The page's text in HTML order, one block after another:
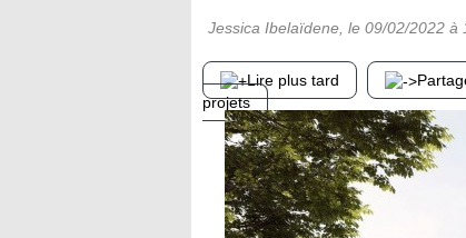
Jessica Ibelaïdene , le 09/02/2022 à
Lire plus tard
projets